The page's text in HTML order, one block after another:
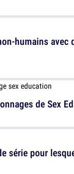
de Sex
humains avec
série pour